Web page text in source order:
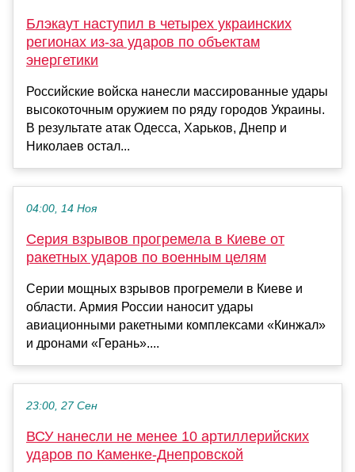
Блэкаут наступил в четырех украинских
регионах из-за ударов по объектам
энергетики
Российские войска нанесли массированные удары
высокоточным оружием по ряду городов Украины.
В результате атак Одесса, Харьков, Днепр и
Николаев остал...
04:00, 14 Ноя
Серия взрывов прогремела в Киеве от
ракетных ударов по военным целям
Серии мощных взрывов прогремели в Киеве и
области. Армия России наносит удары
авиационными ракетными комплексами «Кинжал»
и дронами «Герань»....
23:00, 27 Сен
ВСУ нанесли не менее 10 артиллерийских
ударов по Каменке-Днепровской